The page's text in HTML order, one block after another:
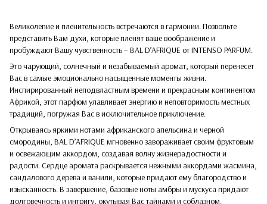
Великолепие и пленительность встречаются в гармонии. Позвольте
представить Вам духи, которые пленят ваше воображение и
пробуждают Вашу чувственность – BAL D’AFRIQUE от INTENSO PARFUM.
Это чарующий, солнечный и незабываемый аромат, который перенесет
Вас в самые эмоционально насыщенные моменты жизни.
Инспирированный неподвластным времени и прекрасным континентом
Африкой, этот парфюм улавливает энергию и неповторимость местных
традиций, погружая Вас в исключительное приключение.
Открываясь яркими нотами африканского апельсина и черной
смородины, BAL D’AFRIQUE мгновенно завораживает своим фруктовым
и освежающим аккордом, создавая волну жизнерадостности и
радости. Сердце аромата раскрывается нежными аккордами жасмина,
сандалового дерева и ванили, которые придают ему благородство и
изысканность. В завершение, базовые ноты амбры и мускуса придают
долговечность и интригу, окутывая Вас тайнами и соблазном.